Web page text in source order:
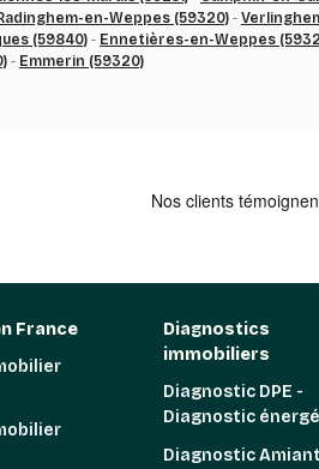
en-Weppes (59320) -
(59840) - Ennetières-en-Weppes
- Emmerin (59320)
France
Diagnostics
immobiliers
Diagnostic DPE -
Diagnostic
Diagnostic